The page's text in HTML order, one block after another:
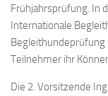
Frühjahrsprüfung. In
Internationale
Begleithundeprüfung
Teilnehmer ihr
Die 2. Vorsitzende